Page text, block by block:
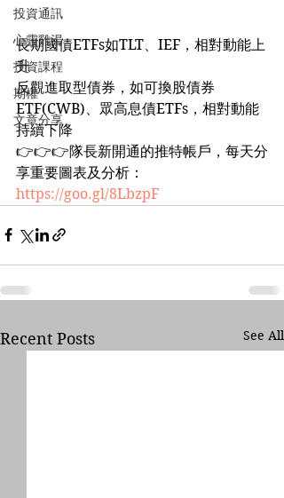
投資通訊
心靈雞湯
投資課程
期權
文章分享
長期國債ETFs如TLT、IEF，相對動能上
升
反觀進取型債券，如可換股債券
ETF(CWB)、眾高息債ETFs，相對動能
持續下降
👉👉👉隊長新開通的推特帳戶，每天分
享重要圖表及分析：
https://goo.gl/8LbzpF
Recent Posts See All